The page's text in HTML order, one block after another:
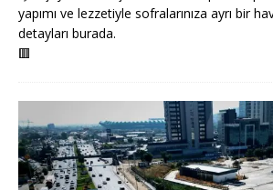
yapımı ve lezzetiyle sofralarınıza ayrı bir
detayları burada.
🟥